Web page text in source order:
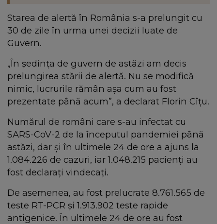
Starea de alertă în România s-a prelungit cu
30 de zile în urma unei decizii luate de
Guvern.
„În ședința de guvern de astăzi am decis
prelungirea stării de alertă. Nu se modifică
nimic, lucrurile rămân așa cum au fost
prezentate până acum”, a declarat Florin Cîțu.
Numărul de români care s-au infectat cu
SARS-CoV-2 de la începutul pandemiei până
astăzi, dar și în ultimele 24 de ore a ajuns la
1.084.226 de cazuri, iar 1.048.215 pacienți au
fost declarați vindecați.
De asemenea, au fost prelucrate 8.761.565 de
teste RT-PCR și 1.913.902 teste rapide
antigenice. În ultimele 24 de ore au fost